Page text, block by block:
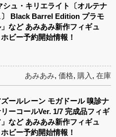
シュ・キリエライト〔オルテナ
〕 Black Barrel Edition プラモ
など あみあみ新作フィギュ
ビー予約開始情報！
あみあみ, 価格, 購入 , 在庫
ズールレーン モガドール 嗅診ナ
ーコールVer. 1/7 完成品フィギ
」など あみあみ新作フィギュ
ビー予約開始情報！